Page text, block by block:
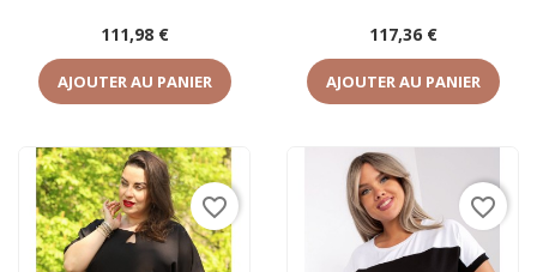
Prix
111,98 €
AJOUTER AU PANIER
Prix
117,36 €
AJOUTER AU PANIER
favorite_border favorite_border